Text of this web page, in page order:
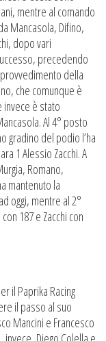
mentre al comando
Mancasola, Difino,
dopo vari
precedendo
della
che comunque è
è stato
Al 4° posto
gradino del podio l’ha
1 Alessio Zacchi. A
Romano,
mantenuto la
oggi, mentre al 2°
187 e Zacchi con
il Paprika Racing
il passo al suo
Mancini e Francesco